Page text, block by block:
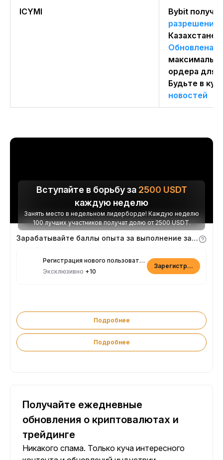
ICYMI
Bybit
разрешение
Казахстане
Обновлена
ордера для
Будьте в
новостей
Вступайте в борьбу за 2500 USDT
каждую неделю
Занять место в недельном лидерборде! Каждую неделю
100 лучших участников получат долю от 2500 USDT.
Зарабатывайте баллы опыта за выполнение заданий
Регистрация нового пользователя
Эксклюзивно +10
Зарегистрироваться
Подробнее
Подробнее
Получайте ежедневные
обновления о криптовалютах и
трейдинге
Никакого спама. Только куча интересного